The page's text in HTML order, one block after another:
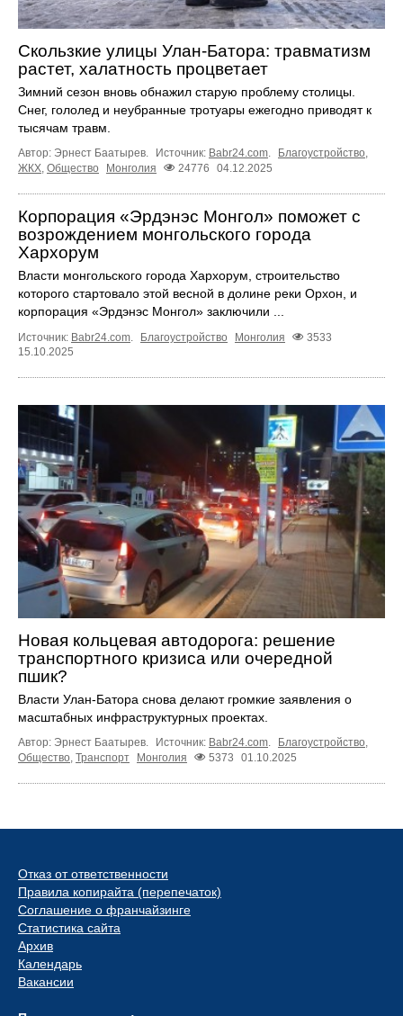
Скользкие улицы Улан-Батора: травматизм
растет, халатность процветает
Зимний сезон вновь обнажил старую проблему столицы.
Снег, гололед и неубранные тротуары ежегодно приводят к
тысячам травм.
Автор: Эрнест Баатырев. Источник: Babr24.com. Благоустройство,
ЖКХ, Общество Монголия 24776 04.12.2025
Корпорация «Эрдэнэс Монгол» поможет с
возрождением монгольского города
Хархорум
Власти монгольского города Хархорум, строительство
которого стартовало этой весной в долине реки Орхон, и
корпорация «Эрдэнэс Монгол» заключили ...
Источник: Babr24.com. Благоустройство Монголия
3533
15.10.2025
Новая кольцевая автодорога: решение
транспортного кризиса или очередной
пшик?
Власти Улан-Батора снова делают громкие заявления о
масштабных инфраструктурных проектах.
Автор: Эрнест Баатырев. Источник: Babr24.com. Благоустройство,
Общество, Транспорт Монголия 5373 01.10.2025
Отказ от ответственности
Правила копирайта (перепечаток)
Соглашение о франчайзинге
Статистика сайта
Архив
Календарь
Вакансии